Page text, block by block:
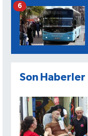
6
Son Haberler